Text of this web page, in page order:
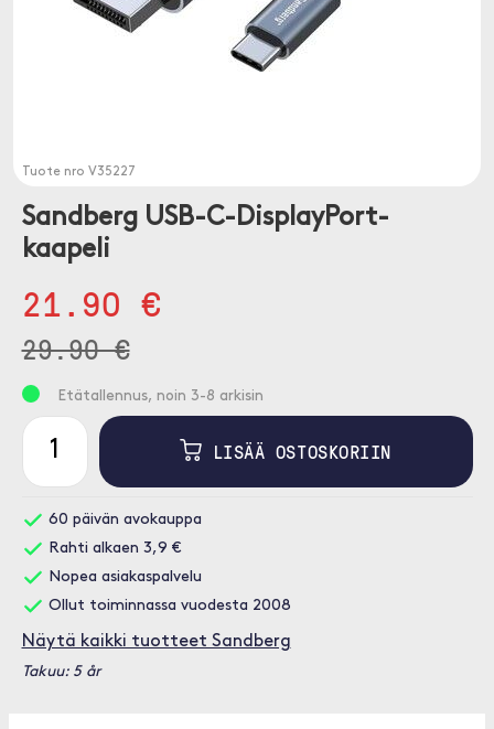
Tuote nro V35227
Sandberg USB-C-DisplayPort-
kaapeli
21.90 €
29.90 €
Etätallennus, noin 3-8 arkisin
LISÄÄ OSTOSKORIIN
60 päivän avokauppa
Rahti alkaen 3,9 €
Nopea asiakaspalvelu
Ollut toiminnassa vuodesta 2008
Näytä kaikki tuotteet Sandberg
Takuu: 5 år